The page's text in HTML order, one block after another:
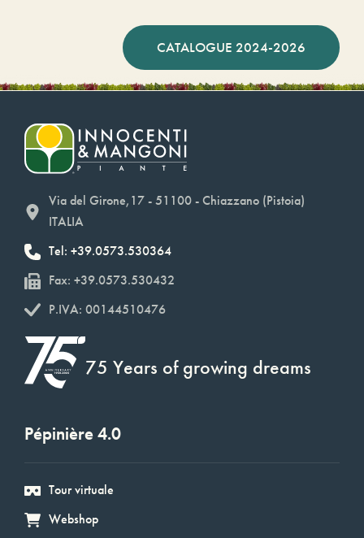
CATALOGUE 2024-2026
Via del Girone,17 - 51100 - Chiazzano (Pistoia)
ITALIA
Tel: +39.0573.530364
Fax: +39.0573.530432
P.IVA: 00144510476
75 Years of growing dreams
Pépinière 4.0
Tour virtuale
Webshop